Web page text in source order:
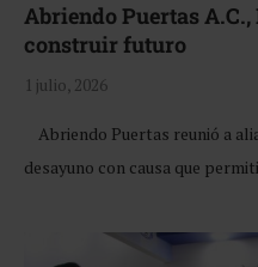
Abriendo Puertas
construir futuro
1 julio, 2026
Abriendo Puertas reunió a
desayuno con causa que